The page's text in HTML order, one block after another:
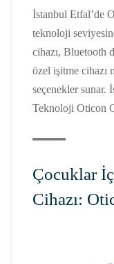
İstanbul Etfal’de
teknoloji
cihazı, Bluetooth
özel işitme cihazı
seçenekler sunar.
Teknoloji Oticon
Çocuklar
Cihazı: